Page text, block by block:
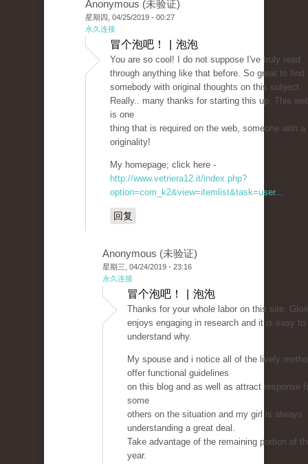
Anonymous (未验证)
星期四, 04/25/2019 - 00:27
永久连接
冒个泡吧！ | 泡泡
You are so cool! I do not suppose I've truly read
through anything like that before. So great to find
somebody with original thoughts on this subject.
Really.. many thanks for starting this up. This
is one
thing that is required on the web, someone with a
originality!
My homepage; click here -
http://www.vetriera12.it/index.php?
option=com_k2&view=itemlist&task=user...
回复
Anonymous (未验证)
星期三, 04/24/2019 - 23:16
永久连接
冒个泡吧！ | 泡泡
Thanks for your whole labor on this site.
enjoys engaging in research and it is easy to
understand why.
My spouse and i notice all of the lively
offer functional guidelines
on this blog and as well as attract response
some
others on the situation and my girl is always
understanding a great deal.
Take advantage of the remaining portion of
year.